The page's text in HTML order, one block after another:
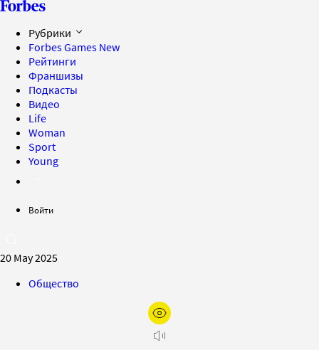
Рубрики
Forbes Games New
Рейтинги
Франшизы
Подкасты
Видео
Life
Woman
Sport
Young
Войти
20 May 2025
Общество